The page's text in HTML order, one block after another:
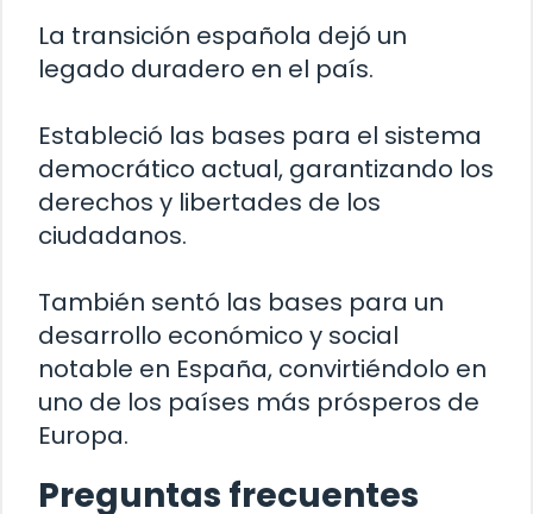
La transición española dejó un
legado duradero en el país.
Estableció las bases para el sistema
democrático actual, garantizando los
derechos y libertades de los
ciudadanos.
También sentó las bases para un
desarrollo económico y social
notable en España, convirtiéndolo en
uno de los países más prósperos de
Europa.
Preguntas frecuentes